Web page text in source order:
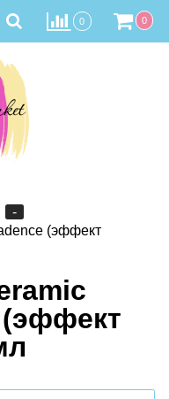
0 0
-
(эффект
(эффект